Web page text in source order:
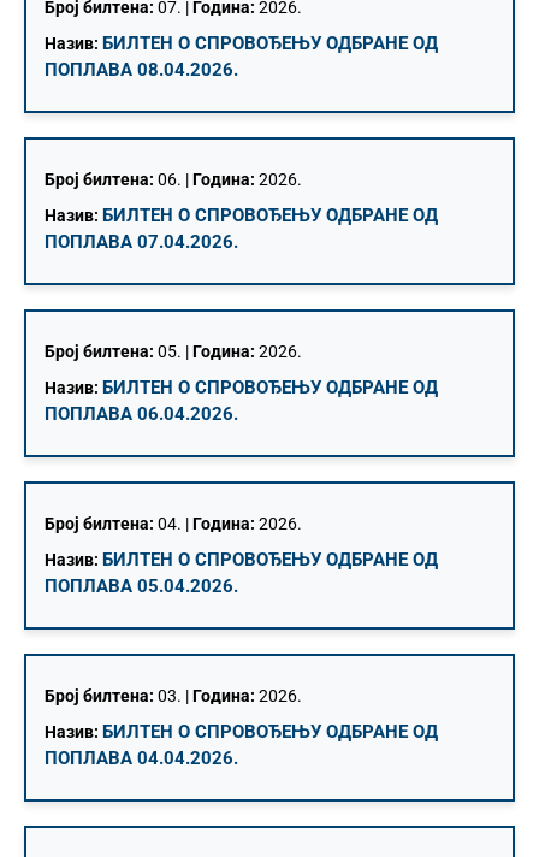
Број билтена: 07. |Година: 2026.
Назив: БИЛТЕН О СПРОВОЂЕЊУ ОДБРАНЕ ОД
ПОПЛАВА 08.04.2026.
Број билтена: 06. |Година: 2026.
Назив: БИЛТЕН О СПРОВОЂЕЊУ ОДБРАНЕ ОД
ПОПЛАВА 07.04.2026.
Број билтена: 05. |Година: 2026.
Назив: БИЛТЕН О СПРОВОЂЕЊУ ОДБРАНЕ ОД
ПОПЛАВА 06.04.2026.
Број билтена: 04. |Година: 2026.
Назив: БИЛТЕН О СПРОВОЂЕЊУ ОДБРАНЕ ОД
ПОПЛАВА 05.04.2026.
Број билтена: 03. |Година: 2026.
Назив: БИЛТЕН О СПРОВОЂЕЊУ ОДБРАНЕ ОД
ПОПЛАВА 04.04.2026.